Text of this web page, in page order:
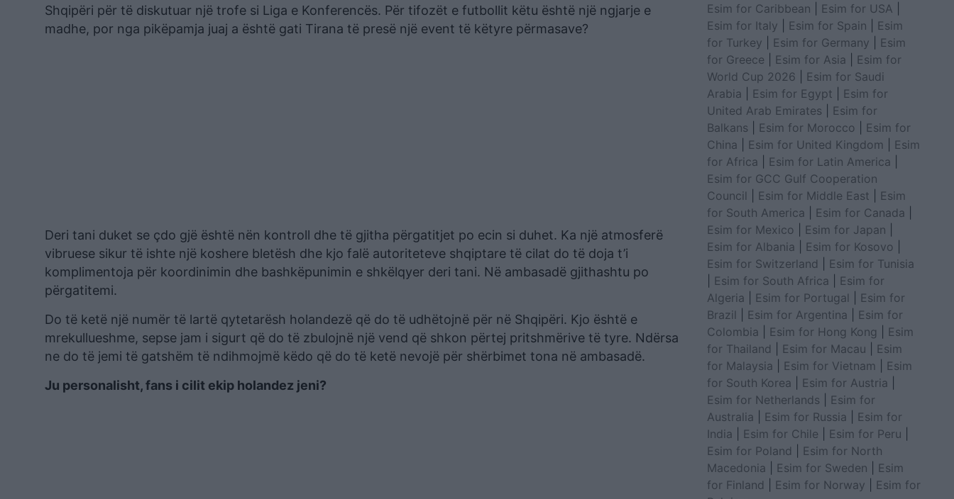
Shqipëri për të diskutuar një trofe si Liga e Konferencës. Për tifozët e futbollit këtu është një ngjarje e
madhe, por nga pikëpamja juaj a është gati Tirana të presë një event të këtyre përmasave?
Deri tani duket se çdo gjë është nën kontroll dhe të gjitha përgatitjet po ecin si duhet. Ka një atmosferë
vibruese sikur të ishte një koshere bletësh dhe kjo falë autoriteteve shqiptare të cilat do të doja t’i
komplimentoja për koordinimin dhe bashkëpunimin e shkëlqyer deri tani. Në ambasadë gjithashtu po
përgatitemi.
Do të ketë një numër të lartë qytetarësh holandezë që do të udhëtojnë për në Shqipëri. Kjo është e
mrekullueshme, sepse jam i sigurt që do të zbulojnë një vend që shkon përtej pritshmërive të tyre. Ndërsa
ne do të jemi të gatshëm të ndihmojmë këdo që do të ketë nevojë për shërbimet tona në ambasadë.
Ju personalisht, fans i cilit ekip holandez jeni?
Esim for Caribbean
Esim for USA
Esim for Italy
Esim for Spain
Esim
for Turkey
Esim for Germany
Esim
for Greece
Esim for Asia
Esim for
World Cup 2026
Esim for Saudi
Arabia
Esim for Egypt
Esim for
United Arab Emirates
Esim for
Balkans
Esim for Morocco
Esim for
China
Esim for United Kingdom
Esim
for Africa
Esim for Latin America
Esim for GCC Gulf Cooperation
Council
Esim for Middle East
Esim
for South America
Esim for Canada
Esim for Mexico
Esim for Japan
Esim for Albania
Esim for Kosovo
Esim for Switzerland
Esim for Tunisia
Esim for South Africa
Esim for
Algeria
Esim for Portugal
Esim for
Brazil
Esim for Argentina
Esim for
Colombia
Esim for Hong Kong
Esim
for Thailand
Esim for Macau
Esim
for Malaysia
Esim for Vietnam
Esim
for South Korea
Esim for Austria
Esim for Netherlands
Esim for
Australia
Esim for Russia
Esim for
India
Esim for Chile Esim for Peru
Esim for Poland
Esim for North
Macedonia
Esim for Sweden
Esim
for Finland
Esim for Norway
Esim for